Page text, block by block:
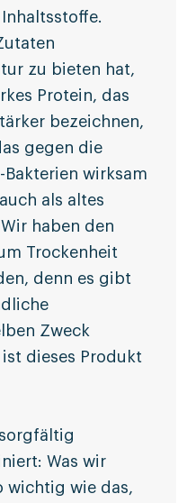
zu bieten hat,
Protein, das
bezeichnen,
gegen die
wirksam
als altes
haben den
Trockenheit
denn es gibt
Zweck
dieses Produkt
Was wir
wichtig wie das,